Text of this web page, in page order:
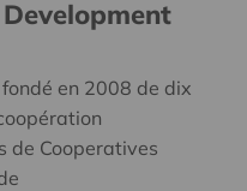
en 2008 de dix
de Cooperatives